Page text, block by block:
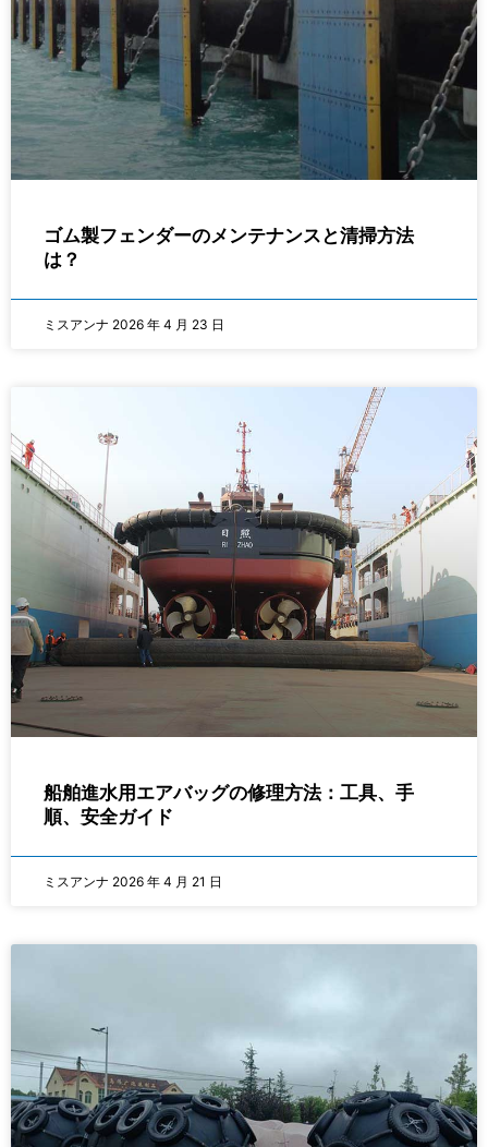
ゴム製フェンダーのメンテナンスと清掃方法
は？
ミスアンナ 2026 年 4 月 23 日
船舶進水用エアバッグの修理方法：工具、手
順、安全ガイド
ミスアンナ 2026 年 4 月 21 日